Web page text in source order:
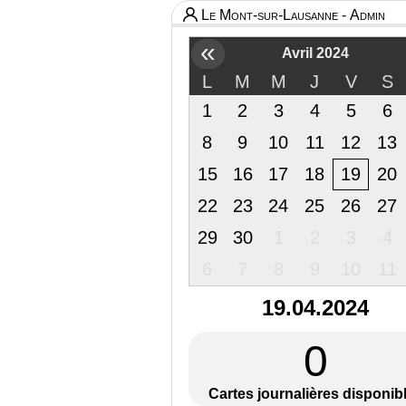
Le Mont-sur-Lausanne - Admin
« Avril 2024
L M M J V
S
1
2 3 4 5
6
8
9 10 11 12
13
15
16 17 18 19
20
22
23 24 25 26
27
29
30
19.04.2024
0
Cartes journalières